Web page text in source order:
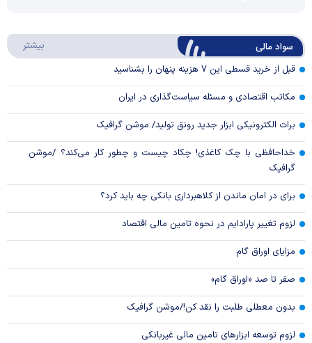
Video
سواد مالی بیشتر
قبل از خرید قسطی این ۷ هزینه پنهان را بشناسید
مکاتب اقتصادی و مسئله سیاست‌گذاری در ایران
برات الکترونیکی ابزار جدید رونق تولید/ موشن گرافیک
خداحافظی با چک کاغذی! چکاد چیست و چطور کار می‌کند؟ /موشن
گرافیک
برای در امان ماندن از کلاهبرداری بانکی چه باید کرد؟
لزوم تغییر پارادایم در نحوه تامین مالی اقتصاد
مزایای اوراق گام
صفر تا صد «اوراق گام»
بدون معطلی طلبت را نقد کن!/موشن گرافیک
لزوم توسعه ابزارهای تامین مالی غیربانکی